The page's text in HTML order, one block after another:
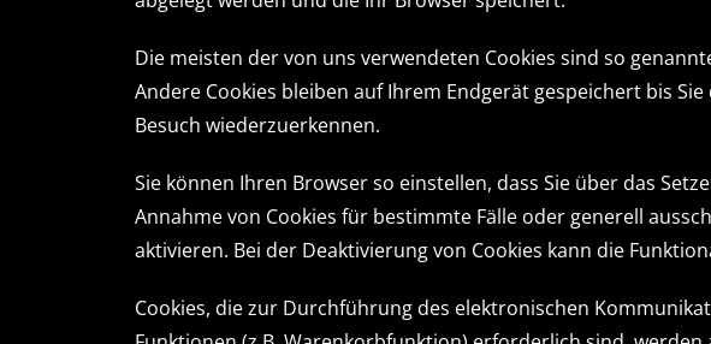
Die meisten der von uns verwendeten Cookies sind so
Andere Cookies bleiben auf Ihrem Endgerät gespeichert bis
Besuch wiederzuerkennen.
Sie können Ihren Browser so einstellen, dass Sie über das
Annahme von Cookies für bestimmte Fälle oder generell
aktivieren. Bei der Deaktivierung von Cookies kann die
Cookies, die zur Durchführung des elektronischen